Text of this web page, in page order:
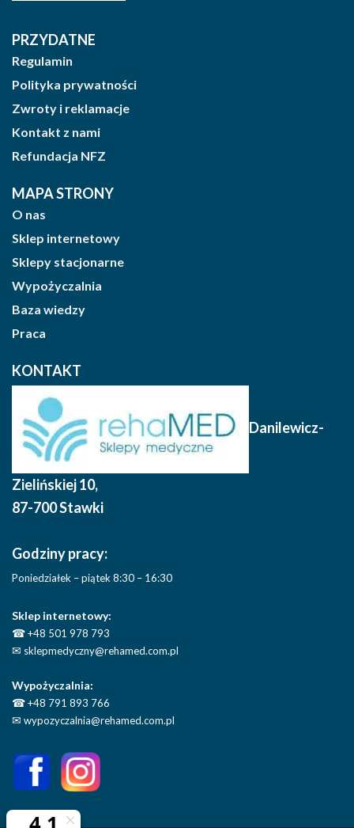
PRZYDATNE
Regulamin
Polityka prywatności
Zwroty i reklamacje
Kontakt z nami
Refundacja NFZ
MAPA STRONY
O nas
Sklep internetowy
Sklepy stacjonarne
Wypożyczalnia
Baza wiedzy
Praca
KONTAKT
Danilewicz-
Zielińskiej 10,
87-700 Stawki
Godziny pracy:
Poniedziałek – piątek 8:30 – 16:30
Sklep internetowy:
☎+48 501 978 793
✉ sklepmedyczny@rehamed.com.pl
Wypożyczalnia:
☎+48 791 893 766
✉ wypozyczalnia@rehamed.com.pl